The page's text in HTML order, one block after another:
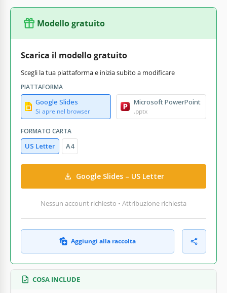
Modello gratuito
Scarica il modello gratuito
Scegli la tua piattaforma e inizia subito a modificare
PIATTAFORMA
Google Slides
Si apre nel browser
Microsoft PowerPoint
.pptx
FORMATO CARTA
US Letter A4
Google Slides – US Letter
Nessun account richiesto • Attribuzione richiesta
Aggiungi alla raccolta
COSA INCLUDE